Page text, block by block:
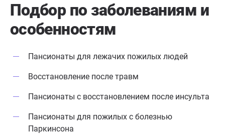
Подбор по заболеваниям и
особенностям
Пансионаты для лежачих пожилых людей
Восстановление после травм
Пансионаты с восстановлением после инсульта
Пансионаты для пожилых с болезнью
Паркинсона